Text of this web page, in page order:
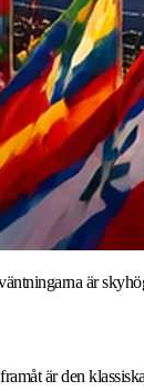
är
är den